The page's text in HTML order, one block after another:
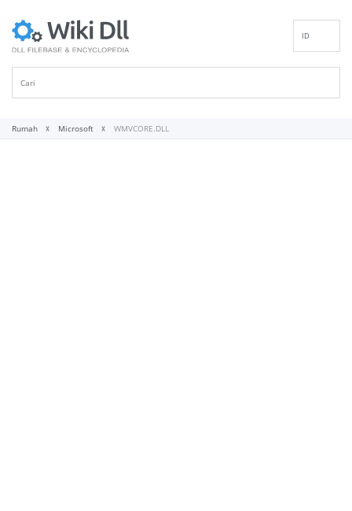
ID
Rumah Microsoft WMVCORE.DLL